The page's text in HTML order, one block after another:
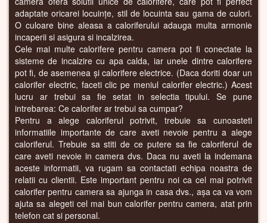
adaptate oricarei locuințe, stil de locuinta sau gama de culori.
O culoare bine aleasa a caloriferului adauga multa armonie
incaperii si asigura si incalzirea.
Cele mai multe calorifere pentru camera pot fi conectate la
sisteme de incalzire cu apa calda, iar unele dintre calorifere
pot fi, de asemenea și calorifere electrice. (Daca doriti doar un
calorifer electric, faceti clic pe meniul calorifer electric.) Acest
lucru ar trebui sa fie setat in selectia tipului. Se pune
intrebarea: Ce calorifer ar trebui sa cumpar?
Pentru a alege caloriferul potrivit, trebuie sa cunoasteti
informatiile importante de care aveti nevoie pentru a alege
caloriferul. Trebuie sa stiti de ce putere sa fie caloriferul de
care aveti nevoie in camera dvs. Daca nu aveti la indemana
aceste informatii, va rugam sa contactati echipa noastra de
relatii cu clientii. Este important pentru noi ca cel mai potrivit
calorifer pentru camera sa ajunga in casa dvs., așa ca va vom
ajuta sa alegeti cel mai bun calorifer pentru camera, atat prin
telefon cat si personal.